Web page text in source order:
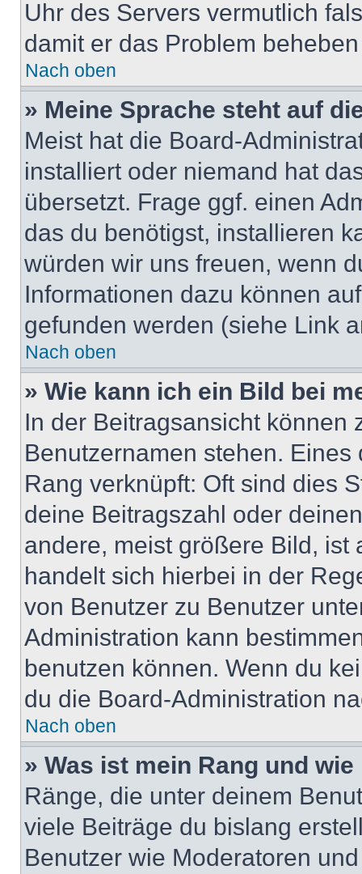
Uhr des Servers vermutlich
damit er das Problem
Nach oben
» Meine Sprache steht auf
Meist hat die Board-
installiert oder niemand hat
übersetzt. Frage ggf. einen
das du benötigst, installieren
würden wir uns freuen, wenn
Informationen dazu können
gefunden werden (siehe Link
Nach oben
» Wie kann ich ein Bild bei
In der Beitragsansicht können
Benutzernamen stehen.
Rang verknüpft: Oft sind dies
deine Beitragszahl oder
andere, meist größere Bild, ist
handelt sich hierbei in der
von Benutzer zu Benutzer
Administration kann
benutzen können. Wenn du
du die Board-Administration
Nach oben
» Was ist mein Rang und
Ränge, die unter deinem
viele Beiträge du bislang
Benutzer wie Moderatoren